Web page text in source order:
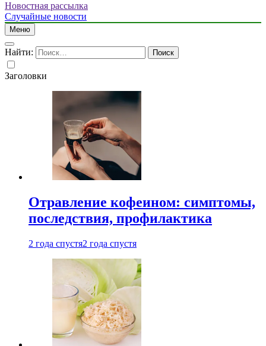
Новостная рассылка
Случайные новости
Меню
Найти:
Заголовки
Отравление кофеином: симптомы,
последствия, профилактика
2 года спустя2 года спустя